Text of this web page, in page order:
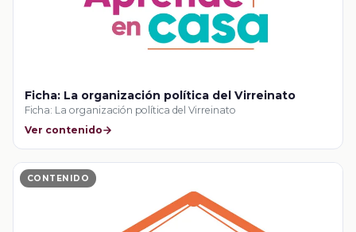
Ficha: La organización política del Virreinato
Ficha: La organización política del Virreinato
Ver contenido
CONTENIDO